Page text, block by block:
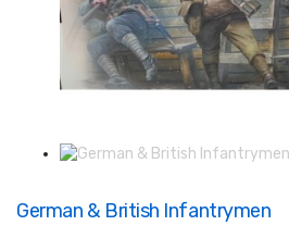
German & British Infantrymen